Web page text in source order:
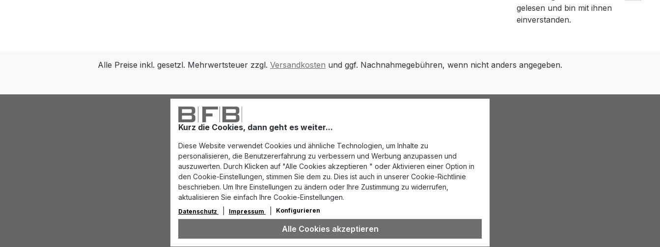
Kurz die Cookies, dann geht es weiter...
Diese Website verwendet Cookies und ähnliche Technologien, um Inhalte zu
personalisieren, die Benutzererfahrung zu verbessern und Werbung anzupassen und
auszuwerten. Durch Klicken auf "Alle Cookies akzeptieren " oder Aktivieren einer Option in
den Cookie-Einstellungen, stimmen Sie dem zu. Dies ist auch in unserer Cookie-Richtlinie
beschrieben. Um Ihre Einstellungen zu ändern oder Ihre Zustimmung zu widerrufen,
aktualisieren Sie einfach Ihre Cookie-Einstellungen.
Datenschutz Impressum Konfigurieren
Alle Cookies akzeptieren
gelesen und bin mit ihnen
einverstanden.
Alle Preise inkl. gesetzl. Mehrwertsteuer zzgl. Versandkosten und ggf. Nachnahmegebühren, wenn nicht anders angegeben.